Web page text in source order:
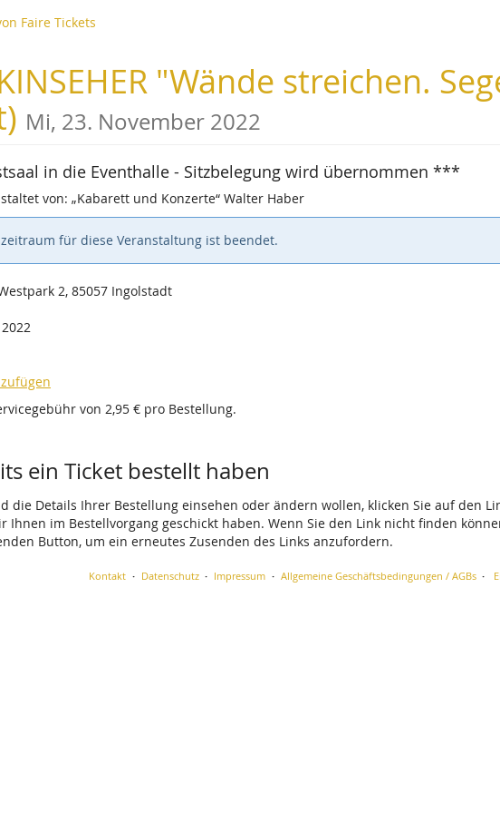
Faire Tickets
"Wände streichen.
Mi, 23. November 2022
in die Eventhalle - Sitzbelegung wird übernommen ***
von: „Kabarett und Konzerte“ Walter Haber
für diese Veranstaltung ist beendet.
Westpark 2, 85057 Ingolstadt
von 2,95 € pro Bestellung.
ein Ticket bestellt haben
die Details Ihrer Bestellung einsehen oder ändern wollen, klicken Sie auf den
Ihnen im Bestellvorgang geschickt haben. Wenn Sie den Link nicht finden
Button, um ein erneutes Zusenden des Links anzufordern.
Kontakt Datenschutz Impressum Allgemeine Geschäftsbedingungen / AGBs